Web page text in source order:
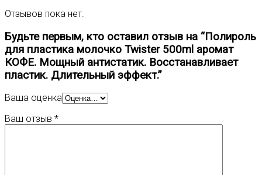
Отзывов пока нет.
Будьте первым, кто оставил отзыв на “Полироль
для пластика молочко Twister 500ml аромат
КОФЕ. Мощный антистатик. Восстанавливает
пластик. Длительный эффект.”
Ваша оценка
Ваш отзыв *